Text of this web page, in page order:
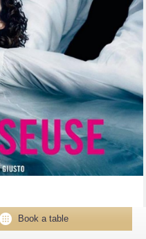
Book a table